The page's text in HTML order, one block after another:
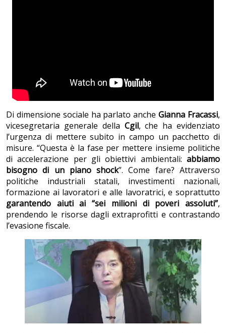
Di dimensione sociale ha parlato ancheGianna Fracassi,
vicesegretaria generale della Cgil, che ha evidenziato
l’urgenza di mettere subito in campo un pacchetto di
misure. “Questa è la fase per mettere insieme politiche
di accelerazione per gli obiettivi ambientali: abbiamo
bisogno di un piano shock”. Come fare? Attraverso
politiche industriali statali, investimenti nazionali,
formazione ai lavoratori e alle lavoratrici, e soprattutto
garantendo aiuti ai “sei milioni di poveri assoluti”,
prendendo le risorse dagli extraprofitti e contrastando
l’evasione fiscale.